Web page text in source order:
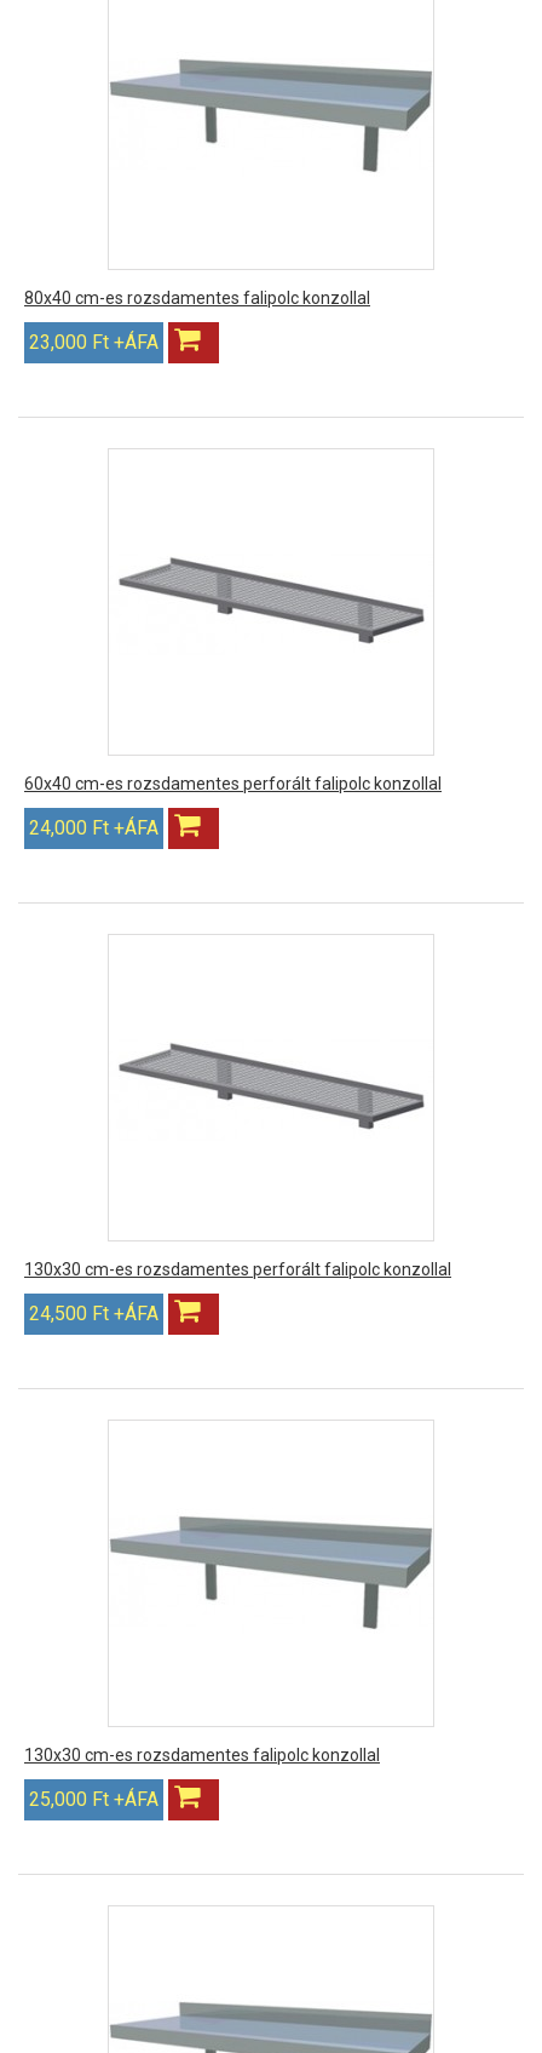
80x40 cm-es rozsdamentes falipolc konzollal
23,000 Ft +ÁFA
60x40 cm-es rozsdamentes perforált falipolc konzollal
24,000 Ft +ÁFA
130x30 cm-es rozsdamentes perforált falipolc konzollal
24,500 Ft +ÁFA
130x30 cm-es rozsdamentes falipolc konzollal
25,000 Ft +ÁFA